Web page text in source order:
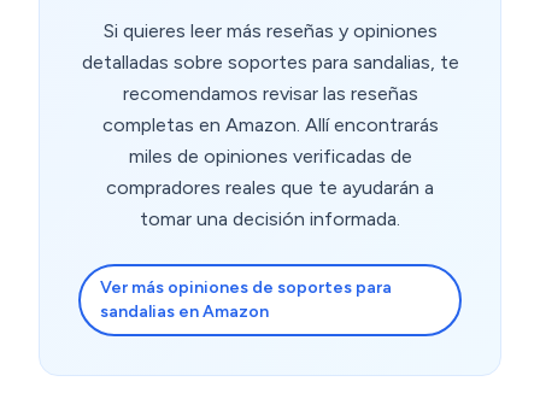
Si quieres leer más reseñas y opiniones
detalladas sobre soportes para sandalias, te
recomendamos revisar las reseñas
completas en Amazon. Allí encontrarás
miles de opiniones verificadas de
compradores reales que te ayudarán a
tomar una decisión informada.
Ver más opiniones de soportes para
sandalias en Amazon